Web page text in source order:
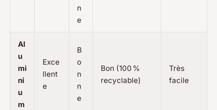
n
e
Al
u
mi
ni
u
m
Exce
llent
e
B
o
n
n
e
Bon (100 %
recyclable)
Très
facile